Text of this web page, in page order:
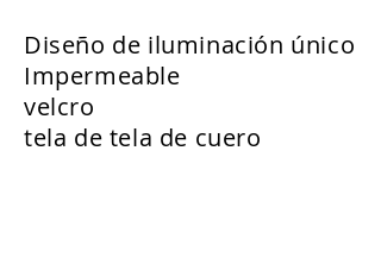
Diseño de iluminación único
Impermeable
velcro
tela de tela de cuero